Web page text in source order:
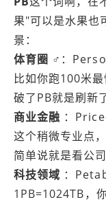
果"可以是水果也
景：
体育圈 ♂：
比如你跑100米
破了PB就是刷新
商业金融 ：
这个稍微专业点
简单说就是看公
科技领域 ：
1PB=1024TB，